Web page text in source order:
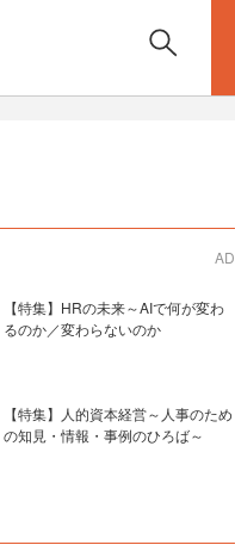
AD
【特集】HRの未来～AIで何が変わ
るのか／変わらないのか
【特集】人的資本経営～人事のため
の知見・情報・事例のひろば～